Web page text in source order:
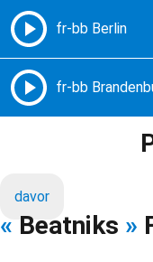
Freie Radios –
davor
« Beatniks »